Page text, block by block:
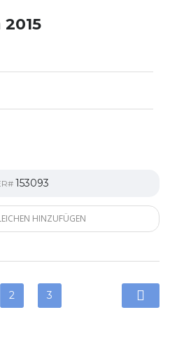
153093
HINZUFÜGEN
2 3